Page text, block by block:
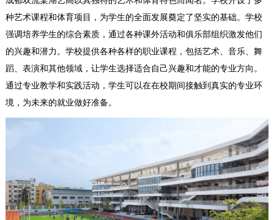
种艺术课程和体育项目，为学生的全面发展奠定了坚实的基础。学校
强调培养学生的综合素质，通过各种课外活动和俱乐部组织激发他们
的兴趣和潜力。学校提供各种各样的职业课程，包括艺术、音乐、舞
蹈、表演和其他领域，让学生选择适合自己兴趣和才能的专业方向。
通过专业教学和实践活动，学生可以在在校期间接触到真实的专业环
境，为未来的就业做好准备。